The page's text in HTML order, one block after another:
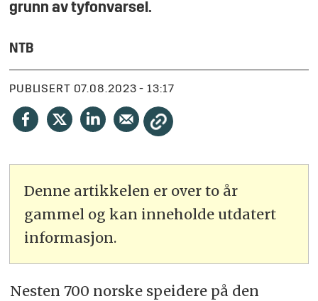
grunn av tyfonvarsel.
NTB
PUBLISERT 07.08.2023 - 13:17
Denne artikkelen er over to år
gammel og kan inneholde utdatert
informasjon.
Nesten 700 norske speidere på den